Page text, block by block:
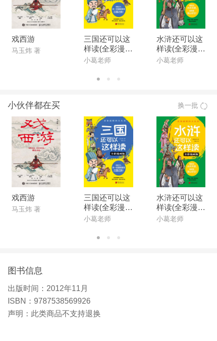
有益的引导。——知名图书策划人 杨文轩
【作者】
滕婧：儿童文学作家、儿童阅读推广人、家庭教育专
家、童立方亲子绘本馆创办人。创作校园小说“淘气
包欧皮皮”系列，深受小朋友、老师和家长的喜欢；
主编《冒险王》儿童杂志；作品被《探索财富》《故
过各种讲座传递创新家教方法，并出版家庭教养指南
系列丛书：《做不生气的父母》《父与子：给爸爸的
亲子教养书》《宝贝要上幼儿园》。文章散见于《婚
姻与家庭》《父母》等多家媒体。
戏西游
马玉炜 著
三国还可以这
样读(全彩漫画
版)
小葛老师
水浒还可以这
样读(全彩漫画
版)
小葛老师
小伙伴都在买 换一批
戏西游
马玉炜 著
三国还可以这
样读(全彩漫画
版)
小葛老师
水浒还可以这
样读(全彩漫画
版)
小葛老师
图书信息
出版时间： 2012年11月
ISBN： 9787538569926
声明： 此类商品不支持退换